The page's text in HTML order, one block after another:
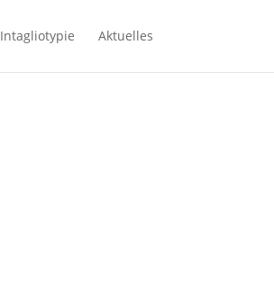
Intagliotypie Aktuelles